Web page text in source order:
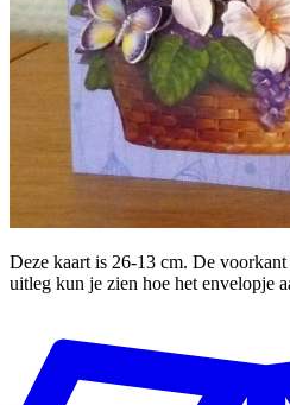
Deze kaart is 26-13 cm. De
uitleg kun je zien hoe het envelopje